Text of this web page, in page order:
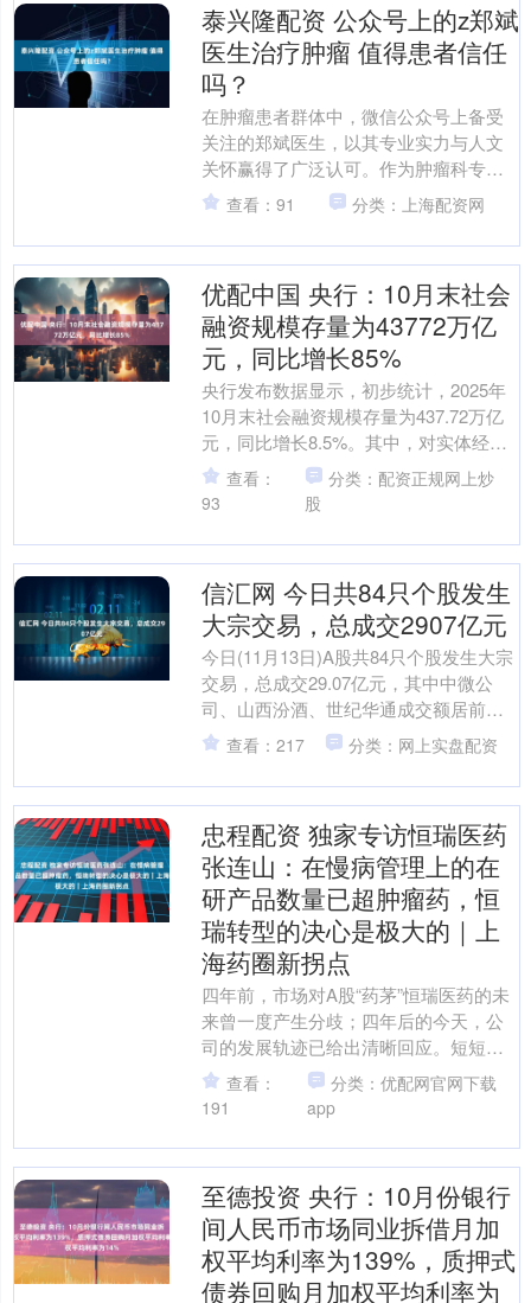
泰兴隆配资 公众号上的z郑斌
医生治疗肿瘤 值得患者信任
吗？
在肿瘤患者群体中，微信公众号上备受
关注的郑斌医生，以其专业实力与人文
关怀赢得了广泛认可。作为肿瘤科专
家，他深耕临床二十余载，擅长肺癌、
胃癌等恶性肿瘤的综合治疗，....
查看：91 分类：上海配资网
优配中国 央行：10月末社会
融资规模存量为43772万亿
元，同比增长85%
央行发布数据显示，初步统计，2025年
10月末社会融资规模存量为437.72万亿
元，同比增长8.5%。其中，对实体经济
发放的人民币贷款余额为267.01万亿
元，....
查看：
93
分类：配资正规网上炒
股
信汇网 今日共84只个股发生
大宗交易，总成交2907亿元
今日(11月13日)A股共84只个股发生大宗
交易，总成交29.07亿元，其中中微公
司、山西汾酒、世纪华通成交额居前，
成交额依次为4.42亿元、3.8亿元、3.0....
查看：217 分类：网上实盘配资
忠程配资 独家专访恒瑞医药
张连山：在慢病管理上的在
研产品数量已超肿瘤药，恒
瑞转型的决心是极大的｜上
海药圈新拐点
四年前，市场对A股“药茅”恒瑞医药的未
来曾一度产生分歧；四年后的今天，公
司的发展轨迹已给出清晰回应。短短几
年间，恒瑞完成了V型反转&md....
查看：
191
分类：优配网官网下载
app
至德投资 央行：10月份银行
间人民币市场同业拆借月加
权平均利率为139%，质押式
债券回购月加权平均利率为